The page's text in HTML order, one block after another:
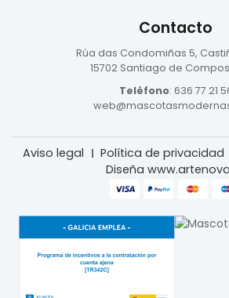
Contacto
Rúa das Condomiñas 5,
15702 Santiago de
Teléfono: 636 77 21
Aviso legal Política de privacidad
Diseña